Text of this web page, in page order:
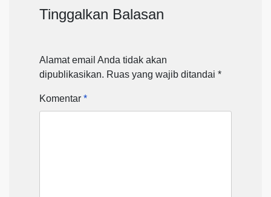
Tinggalkan Balasan
Alamat email Anda tidak akan
dipublikasikan. Ruas yang wajib ditandai *
Komentar *